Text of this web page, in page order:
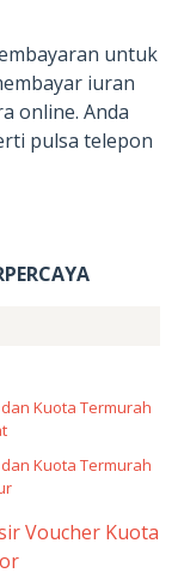
untuk
iuran
online. Anda
pulsa telepon
Kuota Termurah
Kuota Termurah
Voucher Kuota